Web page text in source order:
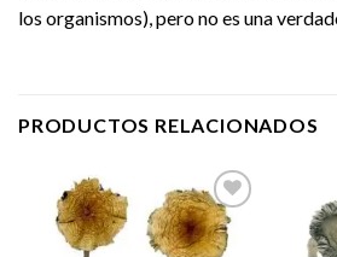
los organismos), pero no es una
PRODUCTOS RELACIONADOS